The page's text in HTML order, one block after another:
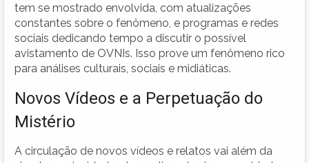
tem se mostrado envolvida, com atualizações
constantes sobre o fenômeno, e programas e redes
sociais dedicando tempo a discutir o possível
avistamento de OVNIs. Isso prove um fenômeno rico
para análises culturais, sociais e midiáticas.
Novos Vídeos e a Perpetuação do
Mistério
A circulação de novos vídeos e relatos vai além da